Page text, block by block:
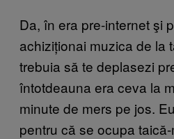
Da, în era pre-internet şi
achiziționai muzica de la
trebuia să te deplasezi
întotdeauna era ceva la
minute de mers pe jos.
pentru că se ocupa